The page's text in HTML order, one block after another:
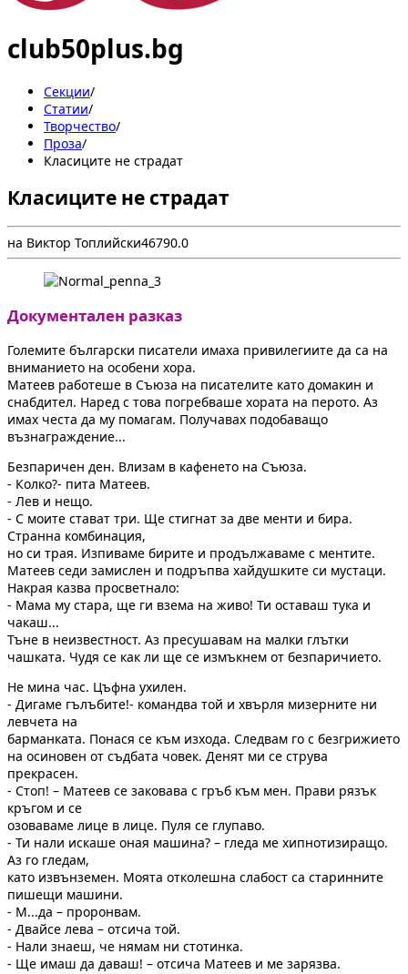
club50plus.bg
Секции/
Статии/
Творчество/
Проза/
Класиците не страдат
Класиците не страдат
на Виктор Топлийски46790.0
Документален разказ
Големите български писатели имаха привилегиите да са на
вниманието на особени хора.
Матеев работеше в Съюза на писателите като домакин и
снабдител. Наред с това погребваше хората на перото. Аз
имах честа да му помагам. Получавах подобаващо
възнаграждение...
Безпаричен ден. Влизам в кафенето на Съюза.
- Колко?- пита Матеев.
- Лев и нещо.
- С моите стават три. Ще стигнат за две менти и бира.
Странна комбинация,
но си трая. Изпиваме бирите и продължаваме с ментите.
Матеев седи замислен и подръпва хайдушките си мустаци.
Накрая казва просветнало:
- Мама му стара, ще ги взема на живо! Ти оставаш тука и
чакаш...
Тъне в неизвестност. Аз пресушавам на малки глътки
чашката. Чудя се как ли ще се измъкнем от безпаричието.
Не мина час. Цъфна ухилен.
- Дигаме гълъбите!- командва той и хвърля мизерните ни
левчета на
барманката. Понaся се към изхода. Следвам го с безгрижието
на осиновен от съдбата човек. Денят ми се струва
прекрасен.
- Стоп! – Матеев се заковава с гръб към мен. Прави рязък
кръгом и се
озоваваме лице в лице. Пуля се глупаво.
- Ти нали искаше оная машина? – гледа ме хипнотизиращо.
Аз го гледам,
като извънземен. Моята отколешна слабост са старинните
пишещи машини.
- М...да – проронвам.
- Двайсе лева – отсича той.
- Нали знаеш, че нямам ни стотинка.
- Ще имаш да даваш! – отсича Матеев и ме зарязва.